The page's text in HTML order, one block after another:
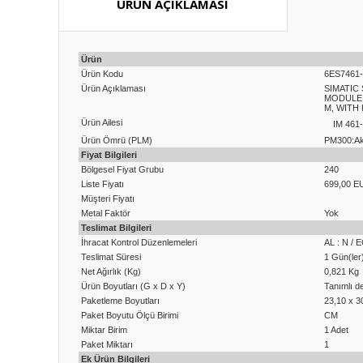
ÜRÜN AÇIKLAMASI
Ürün
Ürün Kodu
Ürün Açıklaması
SIMATIC
M, WITH
Ürün Ailesi
IM
Ürün Ömrü (PLM)
Fiyat Bilgileri
Bölgesel Fiyat Grubu
240
Liste Fiyatı
699,00
Müşteri Fiyatı
Metal Faktör
Yok
Teslimat Bilgileri
İhracat Kontrol Düzenlemeleri
AL : N /
Teslimat Süresi
1 Gün(ler)
Net Ağırlık (Kg)
0,821 Kg
Ürün Boyutları (G x D x Y)
Tanımlı
Paketleme Boyutları
23,10 x
Paket Boyutu Ölçü Birimi
CM
Miktar Birim
1 Adet
Paket Miktarı
1
Ek Ürün Bilgileri